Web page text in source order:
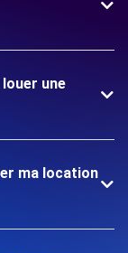
une
ma location